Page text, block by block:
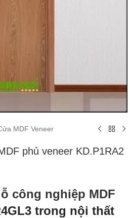
MDF Veneer
phủ veneer KD.P1RA2
công nghiệp MDF
trong nội thất